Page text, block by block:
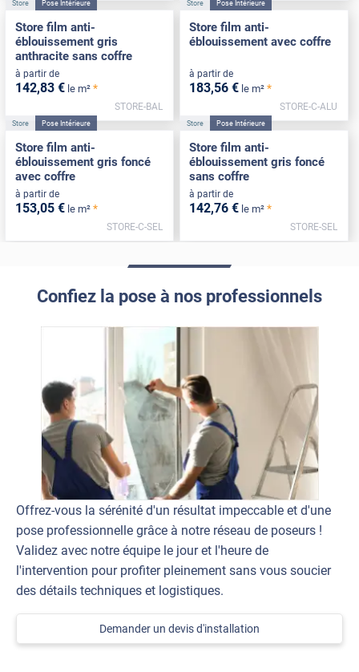
Store Pose Intérieure
Store film anti-
éblouissement gris
anthracite sans coffre
à partir de
142,83 € le m² *
STORE-BAL
Store Pose Intérieure
Store film anti-
éblouissement avec coffre
à partir de
183,56 € le m² *
STORE-C-ALU
Store Pose Intérieure
Store film anti-
éblouissement gris foncé
avec coffre
à partir de
153,05 € le m² *
STORE-C-SEL
Store Pose Intérieure
Store film anti-
éblouissement gris foncé
sans coffre
à partir de
142,76 € le m² *
STORE-SEL
Confiez la pose à nos professionnels
Offrez-vous la sérénité d'un résultat impeccable et d'une
pose professionnelle grâce à notre réseau de poseurs !
Validez avec notre équipe le jour et l'heure de
l'intervention pour profiter pleinement sans vous soucier
des détails techniques et logistiques.
Demander un devis d'installation